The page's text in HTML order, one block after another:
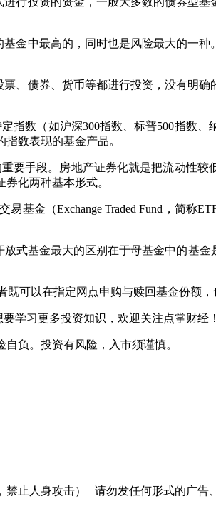
中最高的，同时也是风险最大的一
债券、货币等都进行投资，没有明
数（如沪深300指数、标普500指数
数表现的基金产品。
要手段。房地产证券化就是把流动性
化两种基本形式。
基金（Exchange Traded Fund，简称
式基金最大的区别在于母基金中的基
可以在指定网点申购与赎回基金份额，
要学习更多投资知识，欢迎关注点掌财经！
负。投资有风险，入市须谨慎。
止人身攻击） 请勿发任何形式的广告